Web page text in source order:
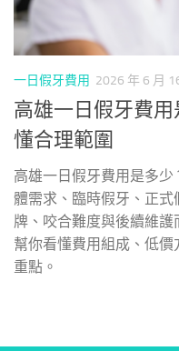
一日假牙費用 2026 年 6 月
高雄一日假牙費
懂合理範圍
高雄一日假牙費用是多
體需求、臨時假牙、正
牌、咬合難度與後續維護
幫你看懂費用組成、低
重點。